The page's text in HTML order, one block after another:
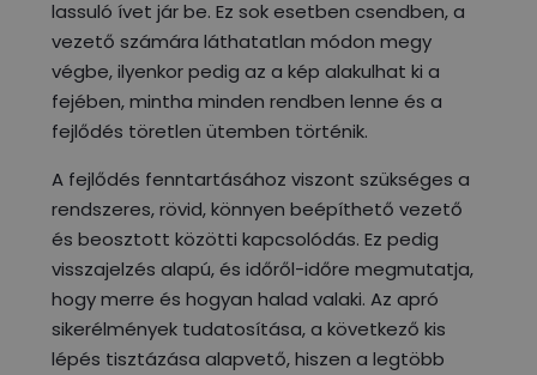
lassuló ívet jár be. Ez sok esetben csendben, a
vezető számára láthatatlan módon megy
végbe, ilyenkor pedig az a kép alakulhat ki a
fejében, mintha minden rendben lenne és a
fejlődés töretlen ütemben történik.
A fejlődés fenntartásához viszont szükséges a
rendszeres, rövid, könnyen beépíthető vezető
és beosztott közötti kapcsolódás. Ez pedig
visszajelzés alapú, és időről-időre megmutatja,
hogy merre és hogyan halad valaki. Az apró
sikerélmények tudatosítása, a következő kis
lépés tisztázása alapvető, hiszen a legtöbb